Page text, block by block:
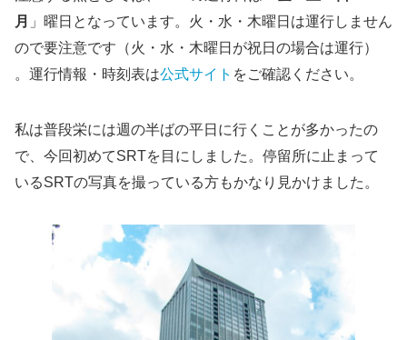
月 」曜日となっています。火・水・木曜日は運行しません
ので要注意です（火・水・木曜日が祝日の場合は運行）
。運行情報・時刻表は公式サイト をご確認ください。
私は普段栄には週の半ばの平日に行くことが多かったの
で、今回初めてSRTを目にしました。停留所に止まって
いるSRTの写真を撮っている方もかなり見かけました。